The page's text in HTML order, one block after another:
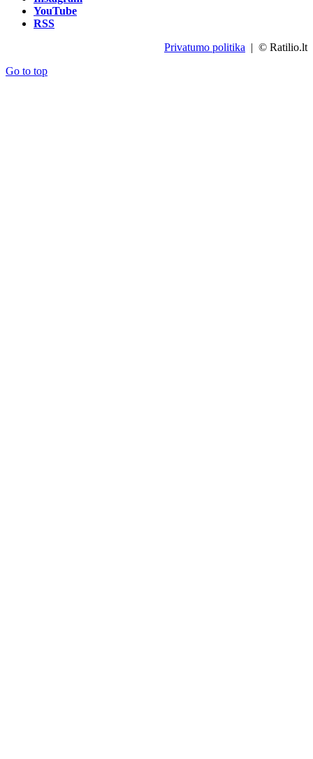
YouTube
RSS
Privatumo politika | © Ratilio.lt
Go to top